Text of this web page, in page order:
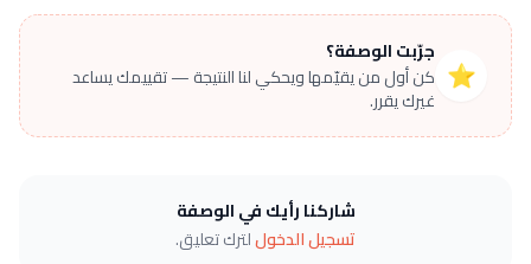
⭐
جرّبت الوصفة؟
كن أول من يقيّمها ويحكي لنا النتيجة — تقييمك يساعد
غيرك يقرر.
شاركنا رأيك في الوصفة
تسجيل الدخوللترك تعليق.